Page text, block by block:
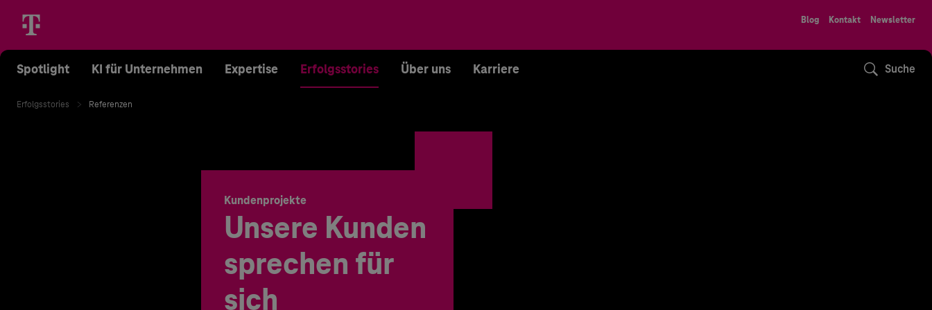
Blog Kontakt Newsletter
Spotlight KI für Unternehmen Expertise Erfolgsstories Über uns Karriere Suche
Erfolgsstories Referenzen
Kundenprojekte
Unsere Kunden
sprechen für
sich